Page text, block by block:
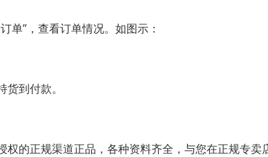
单”，查看订单情况。如图示：
到付款。
的正规渠道正品，各种资料齐全，与您在正规专卖